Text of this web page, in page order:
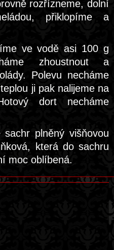
rozřízneme, dolní
přiklopíme a
ve vodě asi 100 g
zhoustnout a
Polevu necháme
ji pak nalijeme na
dort necháme
plněný višňovou
která do sachru
moc oblíbená.